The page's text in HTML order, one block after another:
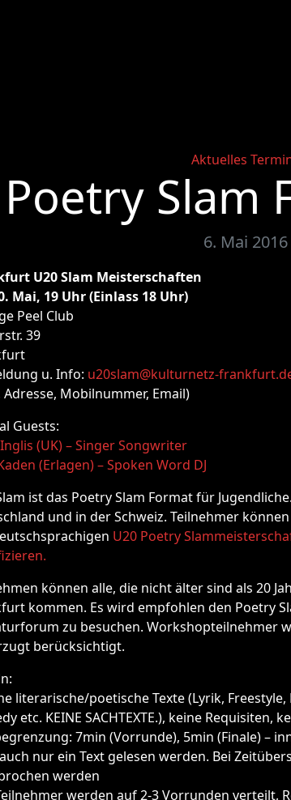
Aktuelles
Slam
6. Mai 2016
U20 Slam Meisterschaften
Mai, 19 Uhr (Einlass 18 Uhr)
Peel Club
39
u. Info: u20slam@kulturnetz-
Adresse, Mobilnummer, Email)
Guests:
(UK) – Singer Songwriter
(Erlagen) – Spoken Word DJ
ist das Poetry Slam Format für
und in der Schweiz. Teilnehmer
U20 Poetry
können alle, die nicht älter sind als 20
kommen. Es wird empfohlen den Poetry
zu besuchen. Workshopteilnehmer
berücksichtigt.
literarische/poetische Texte (Lyrik,
etc. KEINE SACHTEXTE.), keine Requisiten,
7min (Vorrunde), 5min (Finale) –
nur ein Text gelesen werden. Bei
werden
werden auf 2-3 Vorrunden verteilt,